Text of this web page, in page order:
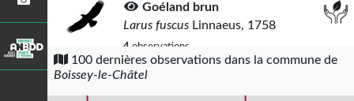
Goéland brun
Larus fuscus Linnaeus, 1758
4 observations
Dernière observation en2019 Fiche espèce
100 dernières observations dans la commune de
Boissey-le-Châtel